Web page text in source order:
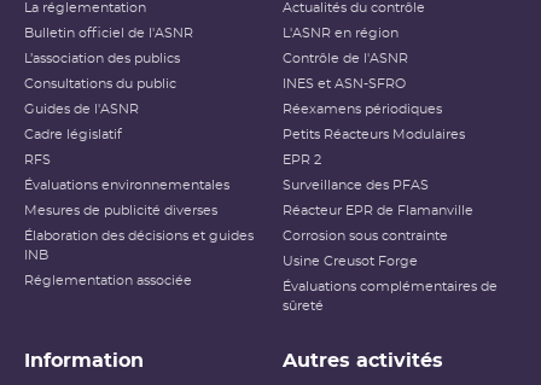
La réglementation
Bulletin officiel de l'ASNR
L’association des publics
Consultations du public
Guides de l'ASNR
Cadre législatif
RFS
Évaluations environnementales
Mesures de publicité diverses
Élaboration des décisions et guides
INB
Réglementation associée
Actualités du contrôle
L'ASNR en région
Contrôle de l'ASNR
INES et ASN-SFRO
Réexamens périodiques
Petits Réacteurs Modulaires
EPR 2
Surveillance des PFAS
Réacteur EPR de Flamanville
Corrosion sous contrainte
Usine Creusot Forge
Évaluations complémentaires de
sûreté
Information Autres activités